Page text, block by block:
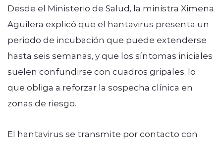
Desde el Ministerio de Salud, la ministra Ximena
Aguilera explicó que el hantavirus presenta un
periodo de incubación que puede extenderse
hasta seis semanas, y que los síntomas iniciales
suelen confundirse con cuadros gripales, lo
que obliga a reforzar la sospecha clínica en
zonas de riesgo.
El hantavirus se transmite por contacto con